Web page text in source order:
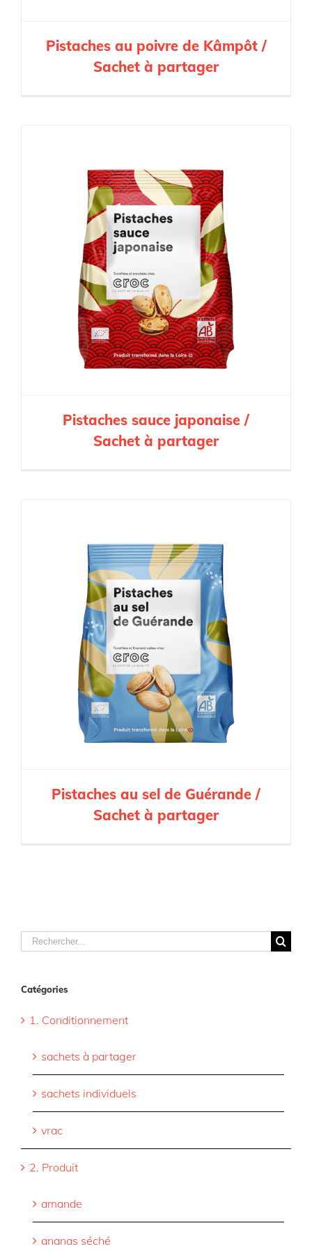
Pistaches au poivre de Kâmpôt /
Sachet à partager
Pistaches sauce japonaise /
Sachet à partager
Pistaches au sel de Guérande /
Sachet à partager
Rechercher
Catégories
1. Conditionnement
sachets à partager
sachets individuels
vrac
2. Produit
amande
ananas séché